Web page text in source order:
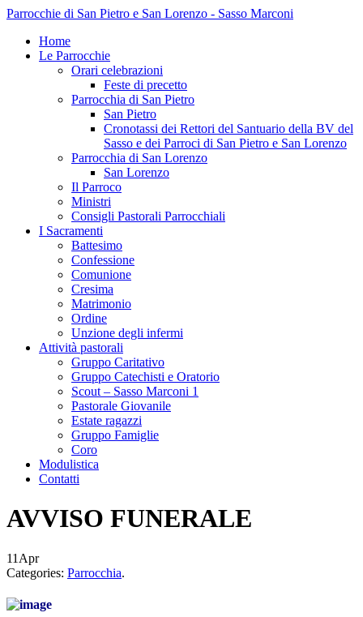
Parrocchie di San Pietro e San Lorenzo - Sasso Marconi
Home
Le Parrocchie
Orari celebrazioni
Feste di precetto
Parrocchia di San Pietro
San Pietro
Cronotassi dei Rettori del Santuario della BV del
Sasso e dei Parroci di San Pietro e San Lorenzo
Parrocchia di San Lorenzo
San Lorenzo
Il Parroco
Ministri
Consigli Pastorali Parrocchiali
I Sacramenti
Battesimo
Confessione
Comunione
Cresima
Matrimonio
Ordine
Unzione degli infermi
Attività pastorali
Gruppo Caritativo
Gruppo Catechisti e Oratorio
Scout – Sasso Marconi 1
Pastorale Giovanile
Estate ragazzi
Gruppo Famiglie
Coro
Modulistica
Contatti
AVVISO FUNERALE
11 Apr
Categories: Parrocchia.